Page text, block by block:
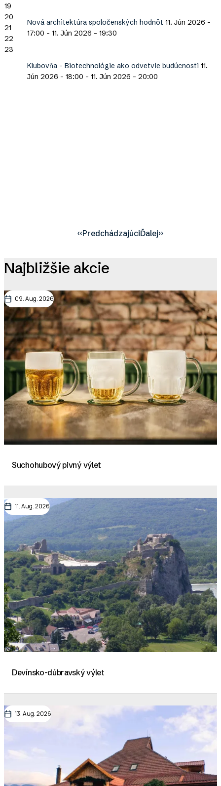
19
20
21
22
23
Nová architektúra spoločenských hodnôt 11. Jún 2026 -
17:00 - 11. Jún 2026 - 19:30
Klubovňa - Biotechnológie ako odvetvie budúcnosti 11.
Jún 2026 - 18:00 - 11. Jún 2026 - 20:00
‹‹PredchádzajúciĎalej››
Najbližšie akcie
09. Aug. 2026
Suchohubový pivný výlet
11. Aug. 2026
Devínsko-dúbravský výlet
13. Aug. 2026